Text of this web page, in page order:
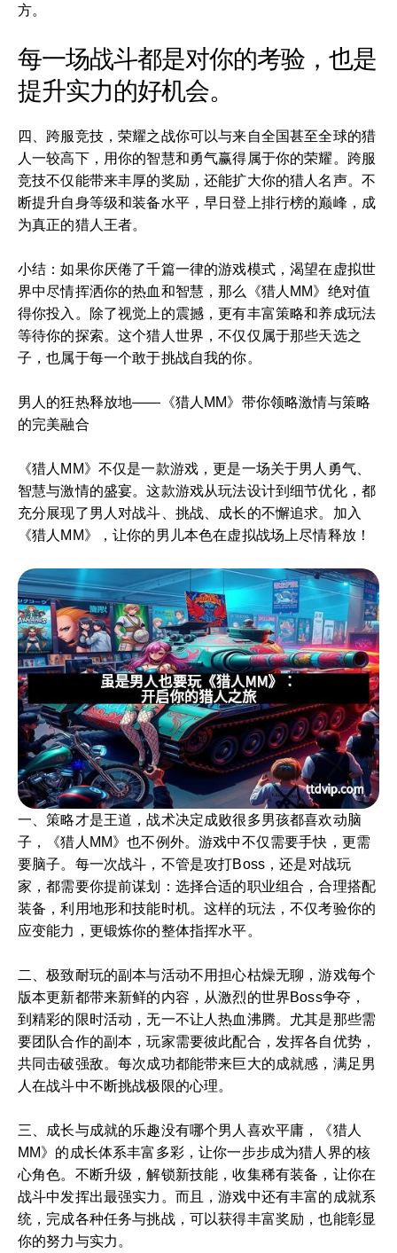
方。
每一场战斗都是对你的考验，也是
提升实力的好机会。
四、跨服竞技，荣耀之战你可以与来自全国甚至全球的猎
人一较高下，用你的智慧和勇气赢得属于你的荣耀。跨服
竞技不仅能带来丰厚的奖励，还能扩大你的猎人名声。不
断提升自身等级和装备水平，早日登上排行榜的巅峰，成
为真正的猎人王者。
小结：如果你厌倦了千篇一律的游戏模式，渴望在虚拟世
界中尽情挥洒你的热血和智慧，那么《猎人MM》绝对值
得你投入。除了视觉上的震撼，更有丰富策略和养成玩法
等待你的探索。这个猎人世界，不仅仅属于那些天选之
子，也属于每一个敢于挑战自我的你。
男人的狂热释放地——《猎人MM》带你领略激情与策略
的完美融合
《猎人MM》不仅是一款游戏，更是一场关于男人勇气、
智慧与激情的盛宴。这款游戏从玩法设计到细节优化，都
充分展现了男人对战斗、挑战、成长的不懈追求。加入
《猎人MM》，让你的男儿本色在虚拟战场上尽情释放！
一、策略才是王道，战术决定成败很多男孩都喜欢动脑
子，《猎人MM》也不例外。游戏中不仅需要手快，更需
要脑子。每一次战斗，不管是攻打Boss，还是对战玩
家，都需要你提前谋划：选择合适的职业组合，合理搭配
装备，利用地形和技能时机。这样的玩法，不仅考验你的
应变能力，更锻炼你的整体指挥水平。
二、极致耐玩的副本与活动不用担心枯燥无聊，游戏每个
版本更新都带来新鲜的内容，从激烈的世界Boss争夺，
到精彩的限时活动，无一不让人热血沸腾。尤其是那些需
要团队合作的副本，玩家需要彼此配合，发挥各自优势，
共同击破强敌。每次成功都能带来巨大的成就感，满足男
人在战斗中不断挑战极限的心理。
三、成长与成就的乐趣没有哪个男人喜欢平庸，《猎人
MM》的成长体系丰富多彩，让你一步步成为猎人界的核
心角色。不断升级，解锁新技能，收集稀有装备，让你在
战斗中发挥出最强实力。而且，游戏中还有丰富的成就系
统，完成各种任务与挑战，可以获得丰富奖励，也能彰显
你的努力与实力。